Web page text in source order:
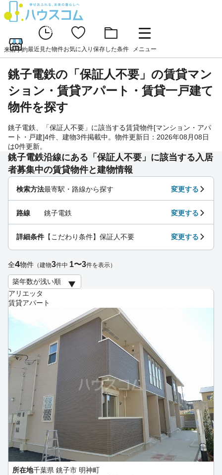
来店予約最近見た物件お気に入り 保存した条件 メニュー
銚子電鉄の「保証人不要」の賃貸マン
ション・賃貸アパート・賃貸一戸建て
物件を探す
銚子電鉄、「保証人不要」に該当する賃貸物件[マンション・アパ
ート・戸建]4件、建物3件掲載中。物件更新日：2026年08月08日
は0件更新。
銚子電鉄沿線にある「保証人不要」に該当する入居
者募集中の賃貸物件と建物情報
アリエッタ
賃貸アパート
所在地千葉県 銚子市 明神町
検索方法最寄駅・路線から探す 変更する
路線 銚子電鉄 変更する
詳細条件 【こだわり条件】保証人不要 変更する
全4物件 （建物3件中 1〜3件を表示）